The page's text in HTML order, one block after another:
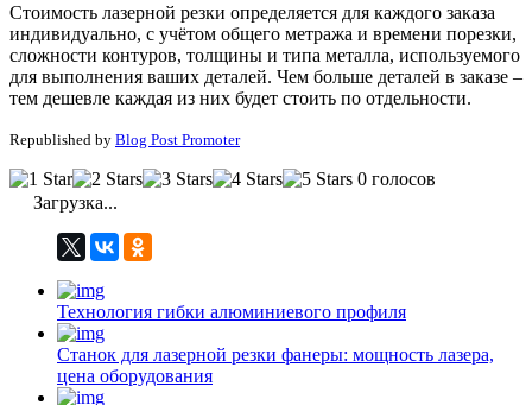
Стоимость лазерной резки определяется для каждого заказа
индивидуально, с учётом общего метража и времени порезки,
сложности контуров, толщины и типа металла, используемого
для выполнения ваших деталей. Чем больше деталей в заказе –
тем дешевле каждая из них будет стоить по отдельности.
Republished by Blog Post Promoter
0 голосов
Загрузка...
Технология гибки алюминиевого профиля
Станок для лазерной резки фанеры: мощность лазера,
цена оборудования